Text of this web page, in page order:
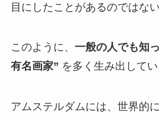
目にしたことがあるのではな
このように、 一般の人でも知
有名画家” を多く生み出して
アムステルダムには、世界的